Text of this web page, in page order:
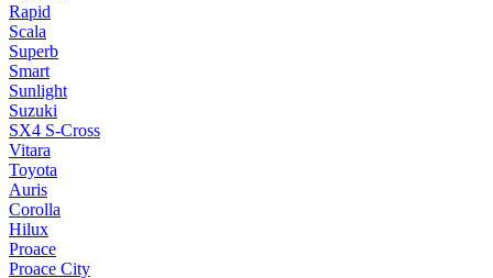
Rapid
Scala
Superb
Smart
Sunlight
Suzuki
SX4 S-Cross
Vitara
Toyota
Auris
Corolla
Hilux
Proace
Proace City